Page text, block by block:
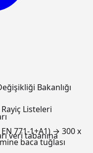
veri tabanına
Bakanlığı
Listeleri
EN 771-1+A1) → 300 x
baca tuğlası